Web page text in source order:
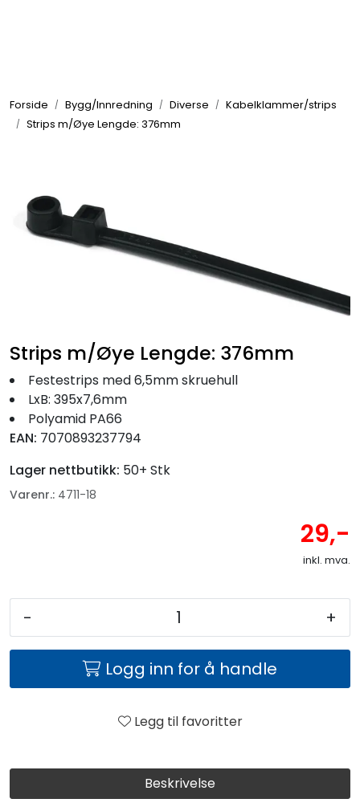
Forside Bygg/Innredning Diverse
Kabelklammer/strips
Strips m/Øye Lengde: 376mm
Beskrivelse
Strips m/Øye Lengde: 376mm
Festestrips med 6,5mm skruehull
LxB: 395x7,6mm
Polyamid PA66
EAN: 7070893237794
Lager nettbutikk: 50+ Stk
Varenr.: 4711-18
29,-
inkl. mva.
- +
Logg inn for å handle
Legg til favoritter
Elektrisk
Komfort
Fortøyning
Fritid/Sikkerhet